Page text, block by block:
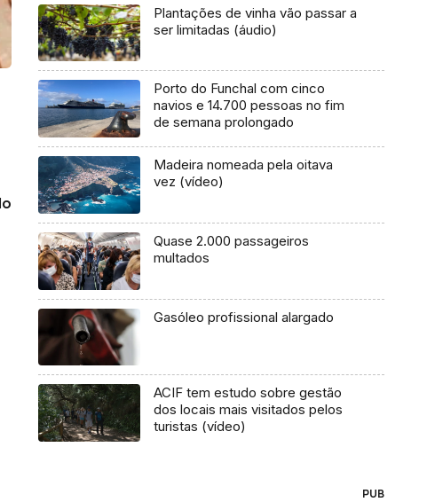
Plantações de vinha vão passar a
ser limitadas (áudio)
Porto do Funchal com cinco
navios e 14.700 pessoas no fim
de semana prolongado
Madeira nomeada pela oitava
vez (vídeo)
Quase 2.000 passageiros
multados
Gasóleo profissional alargado
ACIF tem estudo sobre gestão
dos locais mais visitados pelos
turistas (vídeo)
PUB